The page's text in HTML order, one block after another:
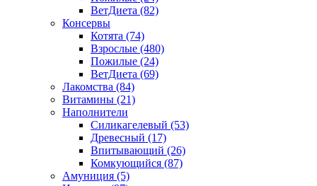
ВетДиета (82)
Консервы
Котята (74)
Взрослые (480)
Пожилые (24)
ВетДиета (69)
Лакомства (84)
Витамины (21)
Наполнители
Силикагелевый (53)
Древесный (17)
Впитывающий (26)
Комкующийся (87)
Амуниция (5)